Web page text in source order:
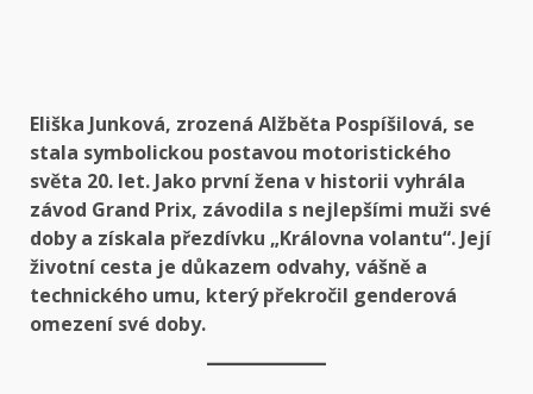
Eliška Junková, zrozená Alžběta Pospíšilová, se
stala symbolickou postavou motoristického
světa 20. let. Jako první žena v historii vyhrála
závod Grand Prix, závodila s nejlepšími muži své
doby a získala přezdívku „Královna volantu“. Její
životní cesta je důkazem odvahy, vášně a
technického umu, který překročil genderová
omezení své doby.